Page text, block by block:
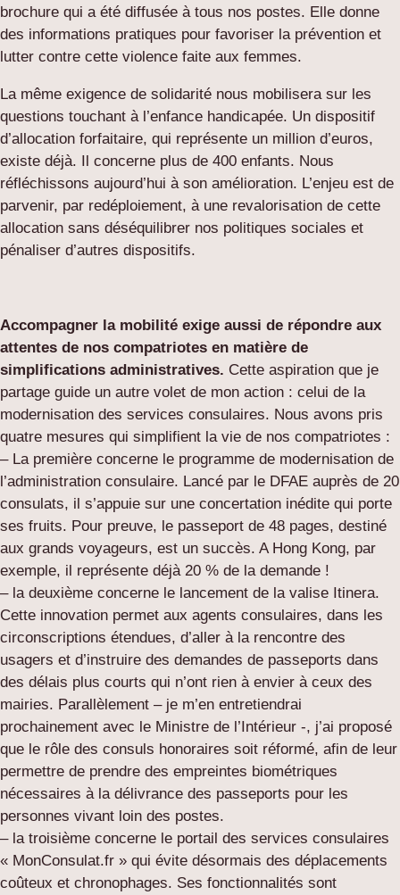
brochure qui a été diffusée à tous nos postes. Elle donne
des informations pratiques pour favoriser la prévention et
lutter contre cette violence faite aux femmes.
La même exigence de solidarité nous mobilisera sur les
questions touchant à l’enfance handicapée. Un dispositif
d’allocation forfaitaire, qui représente un million d’euros,
existe déjà. Il concerne plus de 400 enfants. Nous
réfléchissons aujourd’hui à son amélioration. L’enjeu est de
parvenir, par redéploiement, à une revalorisation de cette
allocation sans déséquilibrer nos politiques sociales et
pénaliser d’autres dispositifs.
Accompagner la mobilité exige aussi de répondre aux
attentes de nos compatriotes en matière de
simplifications administratives. Cette aspiration que je
partage guide un autre volet de mon action : celui de la
modernisation des services consulaires. Nous avons pris
quatre mesures qui simplifient la vie de nos compatriotes :
– La première concerne le programme de modernisation de
l’administration consulaire. Lancé par le DFAE auprès de 20
consulats, il s’appuie sur une concertation inédite qui porte
ses fruits. Pour preuve, le passeport de 48 pages, destiné
aux grands voyageurs, est un succès. A Hong Kong, par
exemple, il représente déjà 20 % de la demande !
– la deuxième concerne le lancement de la valise Itinera.
Cette innovation permet aux agents consulaires, dans les
circonscriptions étendues, d’aller à la rencontre des
usagers et d’instruire des demandes de passeports dans
des délais plus courts qui n’ont rien à envier à ceux des
mairies. Parallèlement – je m’en entretiendrai
prochainement avec le Ministre de l’Intérieur -, j’ai proposé
que le rôle des consuls honoraires soit réformé, afin de leur
permettre de prendre des empreintes biométriques
nécessaires à la délivrance des passeports pour les
personnes vivant loin des postes.
– la troisième concerne le portail des services consulaires
« MonConsulat.fr » qui évite désormais des déplacements
coûteux et chronophages. Ses fonctionnalités sont